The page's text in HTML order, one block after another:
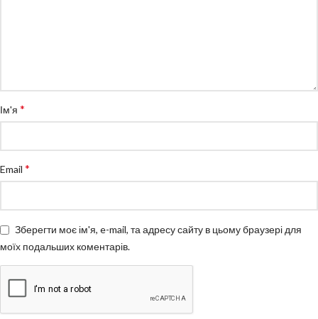
Ім'я *
Email *
Зберегти моє ім'я, e-mail, та адресу сайту в цьому браузері для
моїх подальших коментарів.